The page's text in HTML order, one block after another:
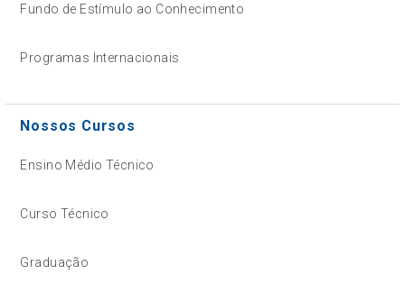
Fundo de Estímulo ao Conhecimento
Programas Internacionais
Nossos Cursos
Ensino Médio Técnico
Curso Técnico
Graduação